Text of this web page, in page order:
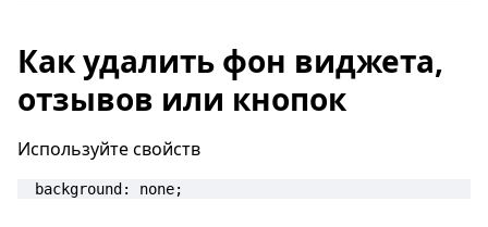
Как удалить фон виджета,
отзывов или кнопок
Используйте свойств
background: none;